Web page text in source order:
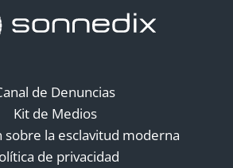
de Denuncias
Kit de Medios
sobre la esclavitud moderna
de privacidad